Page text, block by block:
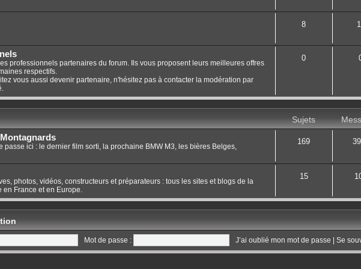
8
professionnels partenaires du forum. Ils vous proposent leurs meilleures offres
respectifs.
vous aussi devenir partenaire, n'hésitez pas à contacter la modération par
0
Sujets
passe ici : le dernier film sorti, la prochaine BMW M3, les bières Belges,
169
photos, vidéos, constructeurs et préparateurs : tous les sites et blogs de la
en France et en Europe.
15
Mot de passe : J’ai oublié mon mot de passe | Se